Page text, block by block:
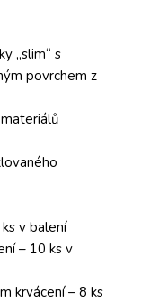
„slim“ s
povrchem z
v balení
– 10 ks v
krvácení – 8 ks